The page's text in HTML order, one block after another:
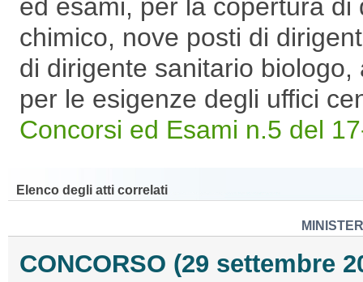
ed esami, per la copertura
chimico, nove posti di
di dirigente sanitario
per le esigenze degli uffici
Concorsi ed Esami n.5 del
Elenco degli atti correlati
CONCORSO (29 settembre